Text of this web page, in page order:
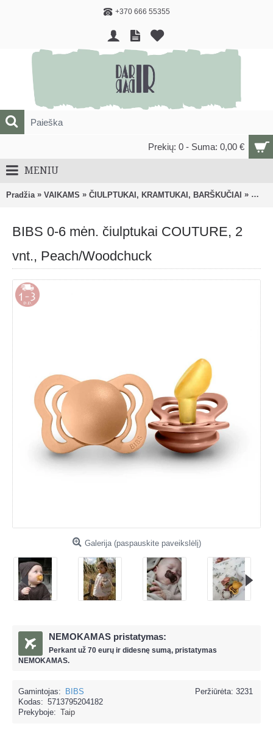
+370 666 55355
Prekių: 0 - Suma: 0,00 €
MENIU
Pradžia » VAIKAMS » ČIULPTUKAI, KRAMTUKAI, BARŠKUČIAI »
BIBS 0-6 mėn. čiulptukai COUTURE, 2
vnt., Peach/Woodchuck
Galerija (paspauskite paveikslėlį)
NEMOKAMAS pristatymas:
Perkant už 70 eurų ir didesnę sumą, pristatymas
NEMOKAMAS.
Peržiūrėta: 3231
Gamintojas:
BIBS
Kodas: 5713795204182
Prekyboje: Taip